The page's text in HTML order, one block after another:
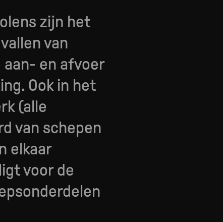
zijn het
van
aan- en afvoer
Ook in het
(alle
van schepen
elkaar
voor de